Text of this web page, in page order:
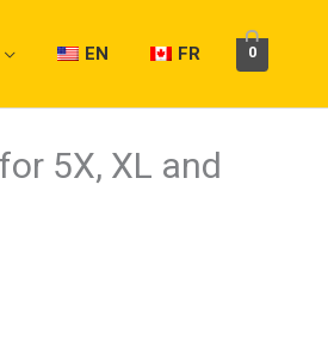
EN FR 0
5X, XL and